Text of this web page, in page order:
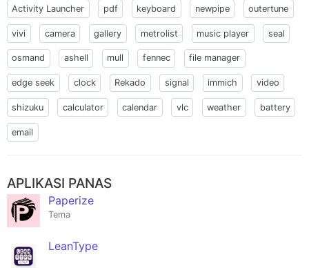
Activity Launcher pdf keyboard newpipe outertune
vivi camera gallery metrolist music player seal
osmand ashell mull fennec file manager
edge seek clock Rekado signal immich video
shizuku calculator calendar vlc weather battery
email
APLIKASI PANAS
Paperize
Tema
LeanType